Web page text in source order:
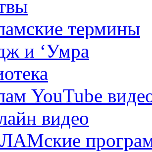
термины
и ‘Умра
YouTube
видео